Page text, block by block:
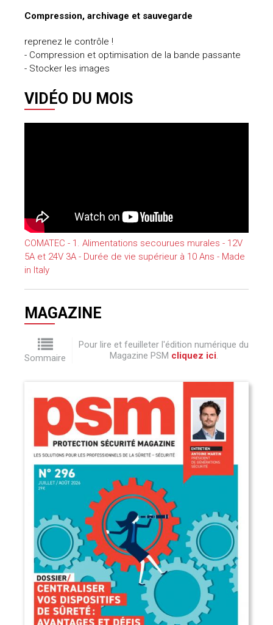
Compression, archivage et sauvegarde
reprenez le contrôle !
- Compression et optimisation de la bande passante
- Stocker les images
VIDÉO DU MOIS
COMATEC - 1. Alimentations secourues murales - 12V
5A et 24V 3A - Durée de vie supérieur à 10 Ans - Made
in Italy
MAGAZINE
Sommaire
Pour lire et feuilleter l'édition numérique du
Magazine PSM cliquez ici.